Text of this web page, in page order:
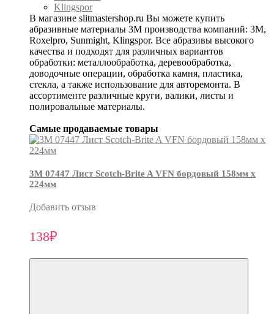
Klingspor
В магазине slitmastershop.ru Вы можете купить
абразивные материалы 3М производства компаний: 3М,
Roxelpro, Sunmight, Klingspor. Все абразивы высокого
качества и подходят для различных вариантов
обработки: металлообработка, деревообработка,
доводочные операции, обработка камня, пластика,
стекла, а также использование для авторемонта. В
ассортименте различные круги, валики, листы и
полировальные материалы.
Самые продаваемые товары
3М 07447 Лист Scotch-Brite A VFN бордовый 158мм х
224мм
Добавить отзыв
138₽